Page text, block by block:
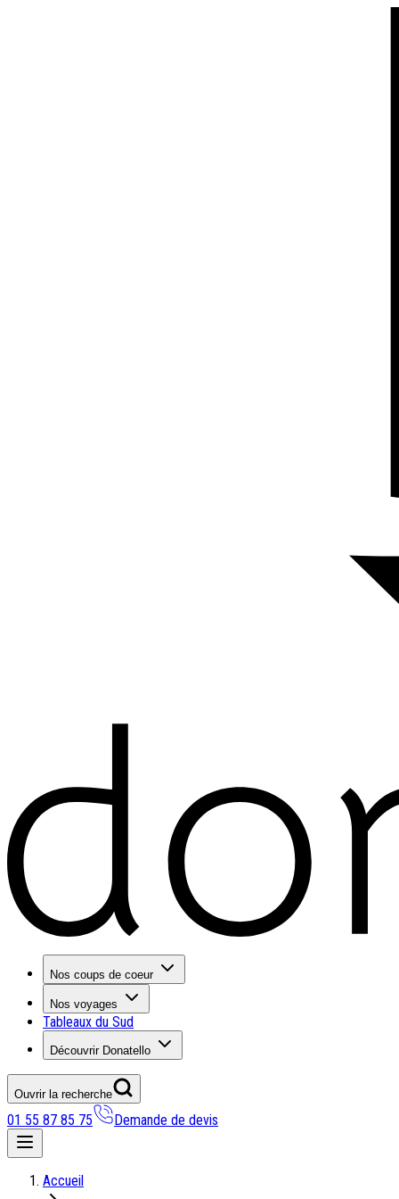
Nos coups de coeur
Nos voyages
Tableaux du Sud
Découvrir Donatello
Ouvrir la recherche
01 55 87 85 75 Demande de devis
Nos coups de coeur
Accueil